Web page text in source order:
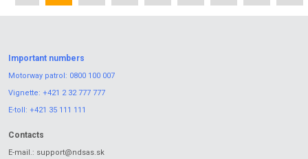
Important numbers
Motorway patrol: 0800 100 007
Vignette: +421 2 32 777 777
E-toll: +421 35 111 111
Contacts
E-mail.: support@ndsas.sk